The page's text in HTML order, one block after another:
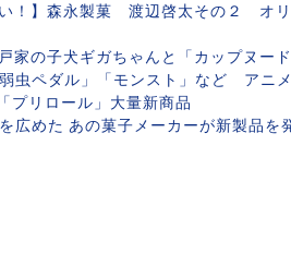
い！】森永製菓 渡辺啓太その２ オ
家の子犬ギガちゃんと「カップヌー
弱虫ペダル」「モンスト」など アニ
プリロール」大量新商品
広めた あの菓子メーカーが新製品